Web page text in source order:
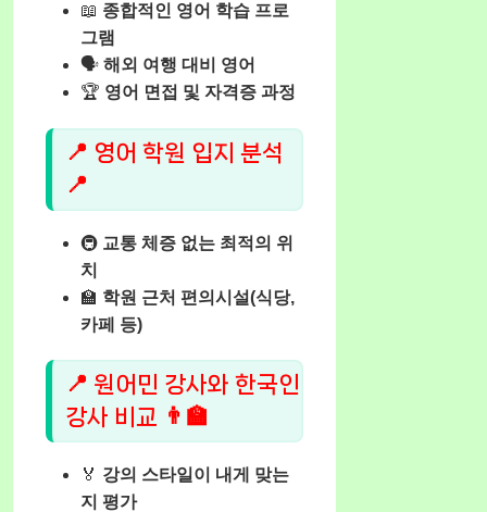
📖 종합적인 영어 학습 프로
그램
🗣️ 해외 여행 대비 영어
🏆 영어 면접 및 자격증 과정
📍 영어 학원 입지 분석
📍
🚇 교통 체증 없는 최적의 위
치
🏫 학원 근처 편의시설(식당,
카페 등)
📍 원어민 강사와 한국인
강사 비교 👨‍🏫
🏅 강의 스타일이 내게 맞는
지 평가